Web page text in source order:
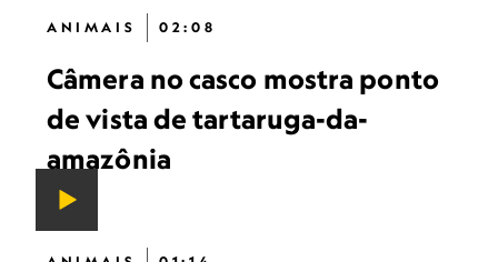
ANIMAIS 02:08
Câmera no casco mostra ponto
de vista de tartaruga-da-
amazônia